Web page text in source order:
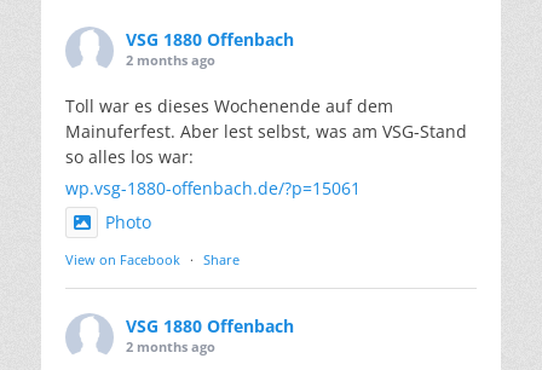
VSG 1880 Offenbach
2 months ago
Toll war es dieses Wochenende auf dem
Mainuferfest. Aber lest selbst, was am VSG-Stand
so alles los war:
wp.vsg-1880-offenbach.de/?p=15061
Photo
View on Facebook · Share
VSG 1880 Offenbach
2 months ago